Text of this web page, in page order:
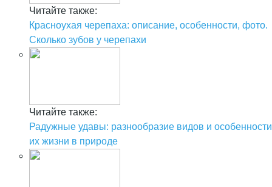
Читайте также:
Красноухая черепаха: описание, особенности, фото.
Сколько зубов у черепахи
Читайте также:
Радужные удавы: разнообразие видов и особенности
их жизни в природе